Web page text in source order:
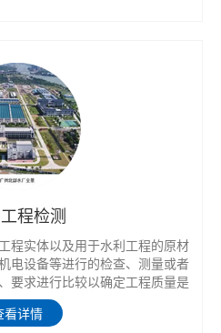
程检测
程实体以及用于水利工程的原材
电设备等进行的检查、测量或者
要求进行比较以确定工程质量是
进行的活动。
看详情